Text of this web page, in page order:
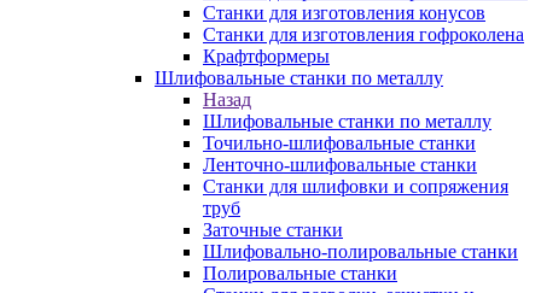
Станки для изготовления конусов
Станки для изготовления гофроколена
Крафтформеры
Шлифовальные станки по металлу
Назад
Шлифовальные станки по металлу
Точильно-шлифовальные станки
Ленточно-шлифовальные станки
Станки для шлифовки и сопряжения
труб
Заточные станки
Шлифовально-полировальные станки
Полировальные станки